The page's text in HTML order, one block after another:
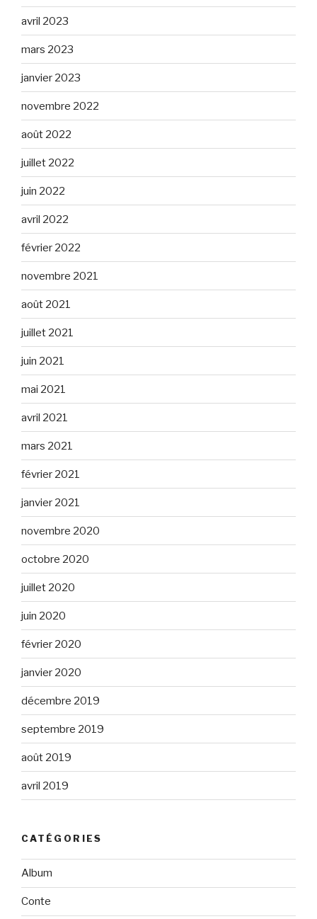
avril 2023
mars 2023
janvier 2023
novembre 2022
août 2022
juillet 2022
juin 2022
avril 2022
février 2022
novembre 2021
août 2021
juillet 2021
juin 2021
mai 2021
avril 2021
mars 2021
février 2021
janvier 2021
novembre 2020
octobre 2020
juillet 2020
juin 2020
février 2020
janvier 2020
décembre 2019
septembre 2019
août 2019
avril 2019
CATÉGORIES
Album
Conte